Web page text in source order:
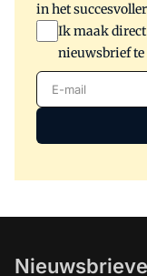
in het
Ik maak
nieuwsbrief te
E-mail